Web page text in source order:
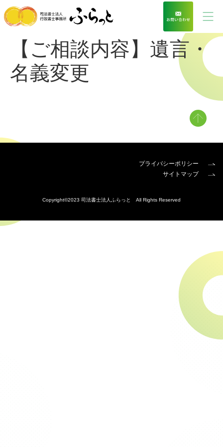
【ご相談内容】遺言・
名義変更
プライバシーポリシー
サイトマップ
Copyright©2023 司法書士法人ふらっと All Rights Reserved